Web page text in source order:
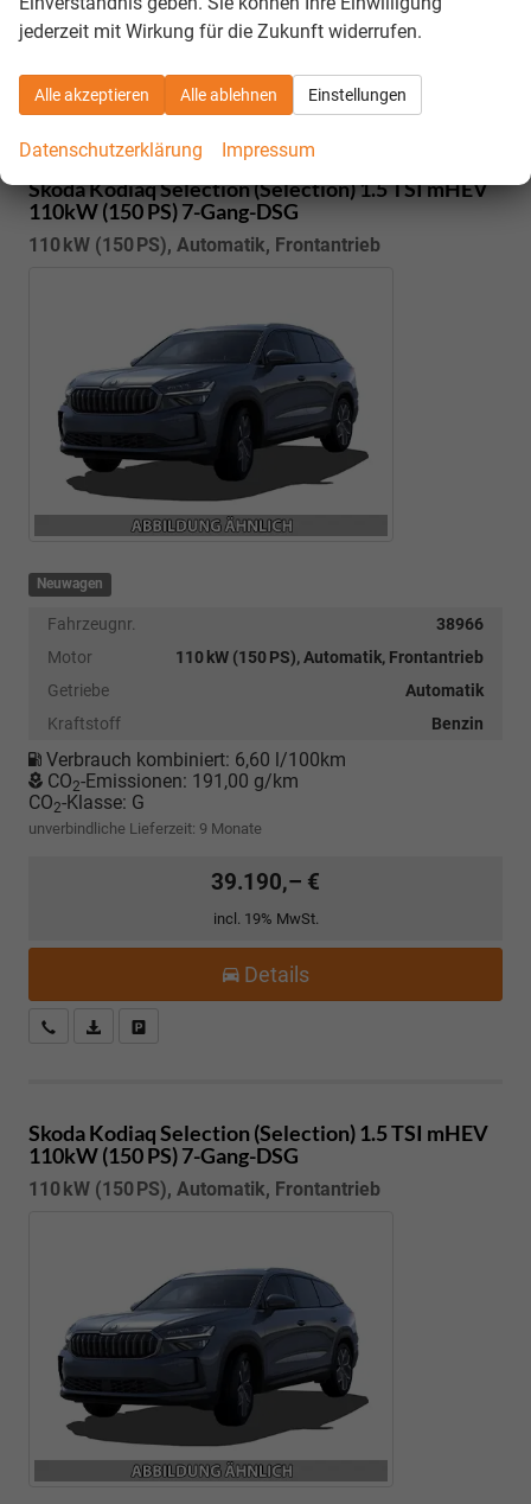
Details
Kostenloser Rückruf-Service
PDF-Datei, Fahrzeugexposé drucken
Fahrzeug parken
Skoda KodiaqSelection (Selection) 1.5 TSI mHEV
110kW (150 PS) 7-Gang-DSG
110 kW (150 PS), Automatik, Frontantrieb
Neuwagen
Fahrzeugnr.
38966
Motor
110 kW (150 PS), Automatik, Frontantrieb
Getriebe
Automatik
Kraftstoff
Benzin
Verbrauch kombiniert: 6,60 l/100km
CO2-Emissionen: 191,00 g/km
CO2-Klasse: G
unverbindliche Lieferzeit: 9 Monate
39.190,– €
incl. 19% MwSt.
Details
Kostenloser Rückruf-Service
PDF-Datei, Fahrzeugexposé drucken
Skoda KodiaqSelection (Selection) 1.5 TSI mHEV
110kW (150 PS) 7-Gang-DSG
110 kW (150 PS), Automatik, Frontantrieb
jederzeit mit Wirkung für die Zukunft widerrufen.
Alle akzeptieren Alle ablehnen Einstellungen
Datenschutzerklärung Impressum